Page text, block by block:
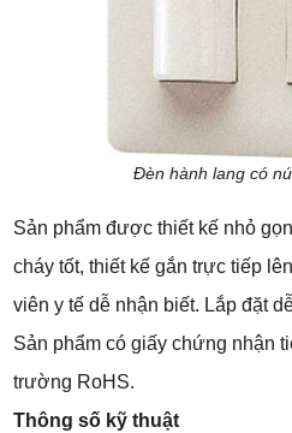
Đèn hành lang có
Sản phẩm được thiết kế nhỏ
cháy tốt, thiết kế gắn trực tiếp
viên y tế dễ nhận biết. Lắp đặt
Sản phẩm có giấy chứng nhận
trường RoHS.
Thông số kỹ thuật